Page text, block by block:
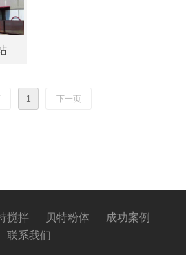
1 下一页
搅拌 贝特粉体
成功案例
联系我们